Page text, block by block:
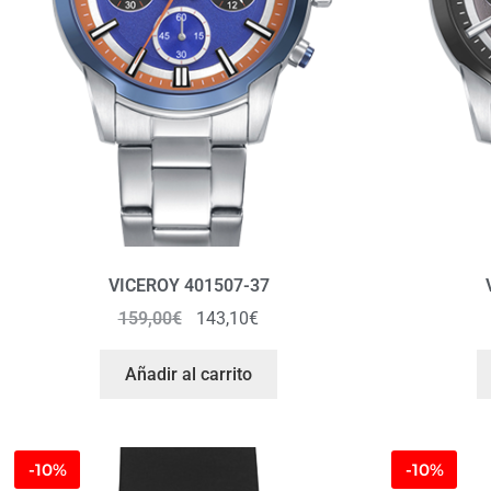
VICEROY 401507-37
159,00€ 143,10€
Añadir al carrito
-10% -10%